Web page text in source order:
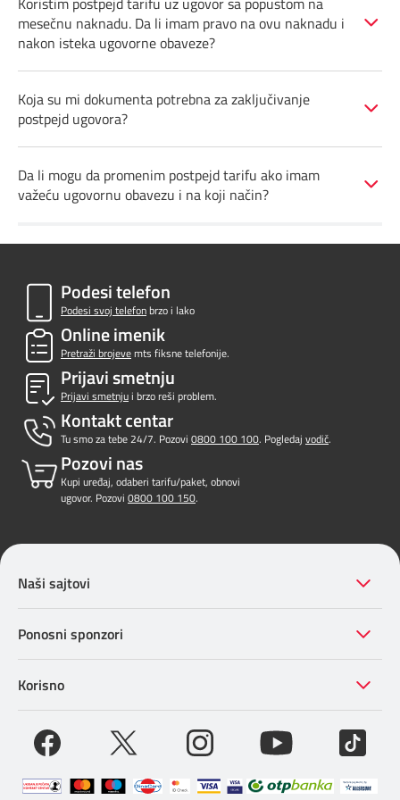
Pozivi ka inostranstvu
iris TV
Antena PLUS
TV APP
Šta da gledam?
Dokumenta i uputstva
Kontakt centar
Kako do nas?
Rešavanje problema
Mapa brzina
eRačun
Prilagođeno tebi
Putuj pametnije
mesečnu naknadu. Da li imam pravo na ovu naknadu i
nakon isteka ugovorne obaveze?
Koja su mi dokumenta potrebna za zaključivanje
postpejd ugovora?
Da li mogu da promenim postpejd tarifu ako imam
važeću ugovornu obavezu i na koji način?
Podesi telefon
Podesi svoj telefonbrzo i lako
Online imenik
Pretraži brojevemts fiksne telefonije.
Prijavi smetnju
Prijavi smetnjui brzo reši problem.
Kontakt centar
Tu smo za tebe 24/7. Pozovi 0800 100 100. Pogledaj vodič.
Pozovi nas
Kupi uređaj, odaberi tarifu/paket, obnovi
ugovor. Pozovi 0800 100 150.
Naši sajtovi
Ponosni sponzori
Korisno